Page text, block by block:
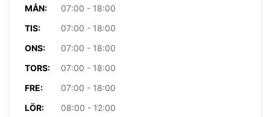
MÅN:
07:00 - 18:00
TIS:
07:00 - 18:00
ONS:
07:00 - 18:00
TORS:
07:00 - 18:00
FRE:
07:00 - 18:00
LÖR:
08:00 - 12:00